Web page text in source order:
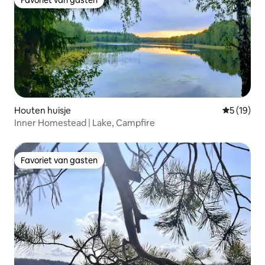
Favoriet van gasten
Houten huisje
5 (19)
Inner Homestead | Lake, Campfire
Favoriet van gasten
Favoriet van gasten